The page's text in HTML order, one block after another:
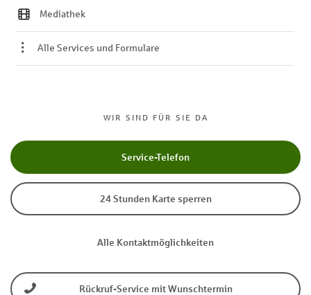
WIR SIND FÜR SIE DA
Service-Telefon
24 Stunden Karte sperren
Alle Kontaktmöglichkeiten
Rückruf-Service mit Wunschtermin
Mediathek
Alle Services und Formulare